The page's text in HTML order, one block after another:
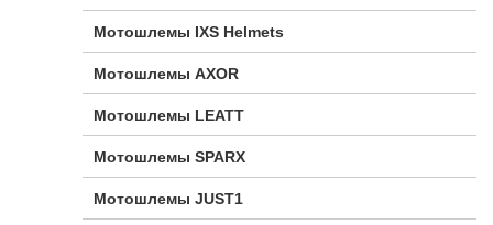
Мотошлемы IXS Helmets
Мотошлемы AXOR
Мотошлемы LEATT
Мотошлемы SPARX
Мотошлемы JUST1